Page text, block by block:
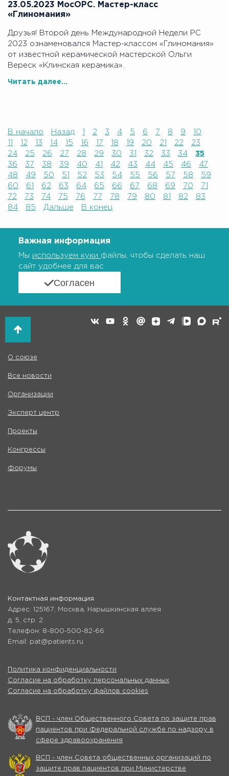
23.05.2023 МосОРС. Мастер-класс
«Глиномания»
Друзья! Второй день Международной Недели РС
2023 ознаменовался Мастер-классом «Глиномания»
от известной керамической мастерской Ольги
Вереск «Клинская керамика».
Читать далее...
В начало Назад 2 3 4 5 6 7 8 9
10
12 13 14 15 16 17 18 19 20 21 22
23
24
25 26 27 28 29 30 31 32 33 34
35
36
37 38 39 40 41 42 43 44 45 46
47
48
49 50 51 52 53 54 55 56 57 58
59
60
61 62 63 64 65 66 67 68 69 70
71
72
73 74 75 76 77 78 79 80 81 82
83
84
85 Дальше В конец
Важная информация
Мы используем куки файлы, чтобы сделать наш
сайт удобнее для вас
Согласен
О союзе
Все новости
Организации
Эксперт центр
Проекты
Конгрессы
Форумы
Контактная информация
Адрес: 125167, Москва, Нарышкинская аллея
д. 5, стр. 2
Телефон: 8-800-500-82-66
Email: pat@patients.ru
Политика конфиденциальности
Согласие на обработку персональных данных
Согласие на обработку файлов cookies
ВСП - член Общественного Совета по защите прав
пациентов при Федеральной службе по надзору в
сфере здравоохранения
ВСП - член Совета общественных организаций по
защите прав пациентов при Министерстве